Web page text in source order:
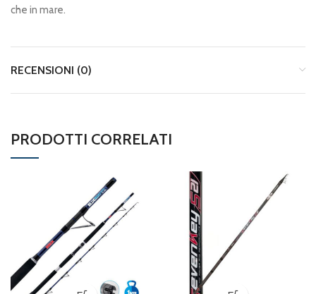
che in mare.
RECENSIONI (0)
PRODOTTI CORRELATI